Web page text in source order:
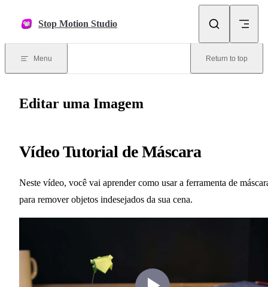
Stop Motion Studio
Menu Return to top
Editar uma Imagem
Vídeo Tutorial de Máscara
Neste vídeo, você vai aprender como usar a ferramenta de
para remover objetos indesejados da sua cena.